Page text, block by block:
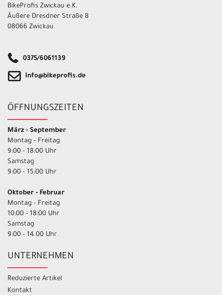
BikeProfis Zwickau e.K.
Äußere Dresdner Straße 8
08066 Zwickau
0375/6061139
info@bikeprofis.de
ÖFFNUNGSZEITEN
März - September
Montag - Freitag
9:00 - 18:00 Uhr
Samstag
9:00 - 15:00 Uhr
Oktober - Februar
Montag - Freitag
10:00 - 18:00 Uhr
Samstag
9:00 - 14.00 Uhr
UNTERNEHMEN
Reduzierte Artikel
Kontakt